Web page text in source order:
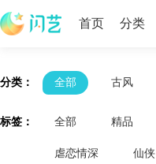
首页 分类
分类： 全部 古风
标签： 全部 精品
虐恋情深 仙侠